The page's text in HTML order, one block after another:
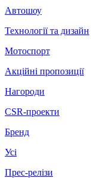
Автошоу
Технології та дизайн
Мотоспорт
Акційні пропозиції
Нагороди
CSR-проекти
Бренд
Усі
Прес-релізи